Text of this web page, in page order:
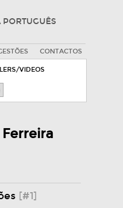
PORTUGUÊS
CONTACTOS
VIDEOS
[#1]